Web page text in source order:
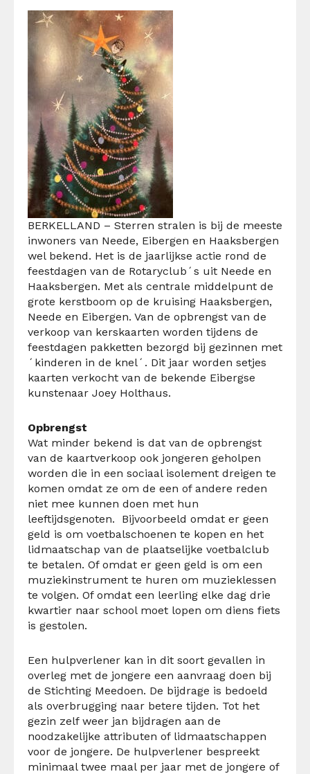
BERKELLAND – Sterren stralen is bij de meeste
inwoners van Neede, Eibergen en Haaksbergen
wel bekend. Het is de jaarlijkse actie rond de
feestdagen van de Rotaryclub´s uit Neede en
Haaksbergen. Met als centrale middelpunt de
grote kerstboom op de kruising Haaksbergen,
Neede en Eibergen. Van de opbrengst van de
verkoop van kerskaarten worden tijdens de
feestdagen pakketten bezorgd bij gezinnen met
´kinderen in de knel´. Dit jaar worden setjes
kaarten verkocht van de bekende Eibergse
kunstenaar Joey Holthaus.
Opbrengst
Wat minder bekend is dat van de opbrengst
van de kaartverkoop ook jongeren geholpen
worden die in een sociaal isolement dreigen te
komen omdat ze om de een of andere reden
niet mee kunnen doen met hun
leeftijdsgenoten. Bijvoorbeeld omdat er geen
geld is om voetbalschoenen te kopen en het
lidmaatschap van de plaatselijke voetbalclub
te betalen. Of omdat er geen geld is om een
muziekinstrument te huren om muzieklessen
te volgen. Of omdat een leerling elke dag drie
kwartier naar school moet lopen om diens fiets
is gestolen.
Een hulpverlener kan in dit soort gevallen in
overleg met de jongere een aanvraag doen bij
de Stichting Meedoen. De bijdrage is bedoeld
als overbrugging naar betere tijden. Tot het
gezin zelf weer jan bijdragen aan de
noodzakelijke attributen of lidmaatschappen
voor de jongere. De hulpverlener bespreekt
minimaal twee maal per jaar met de jongere of